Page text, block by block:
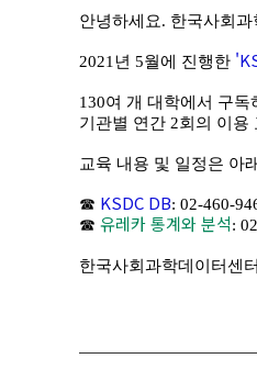
안녕하세요. 한국사회
2021년 5월에 진행한
130여 개 대학에서 구독
기관별 연간 2회의 이용
교육 내용 및 일정은 아
☎ KSDC DB: 02-460-
☎ 유레카 통계와 분석:
한국사회과학데이터센